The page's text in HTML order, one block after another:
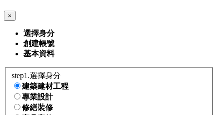
×
選擇身分
創建帳號
基本資料
step1.選擇身分
建築建材工程
專業設計
修繕裝修